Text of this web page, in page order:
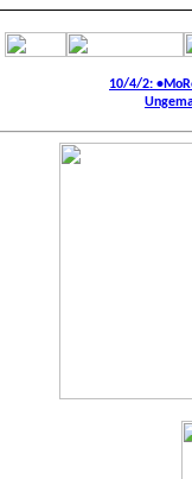
10/4/2: